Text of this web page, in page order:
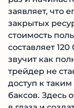
VIP-
момента как
интересное.
дает доступ в
общая
ресурсами
долларов!
абсурд. Ни
продавать в